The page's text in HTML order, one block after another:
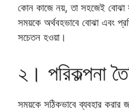
কোন কাজে নয়, তা সহজেই
সময়কে অর্থবহভাবে বোঝা এবং
সচেতন হওয়া।
২। পরিকল্পনা
সময়কে সঠিকভাবে ব্যবহার করার